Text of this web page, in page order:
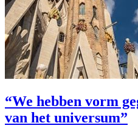
“We hebben vorm
van het universum”